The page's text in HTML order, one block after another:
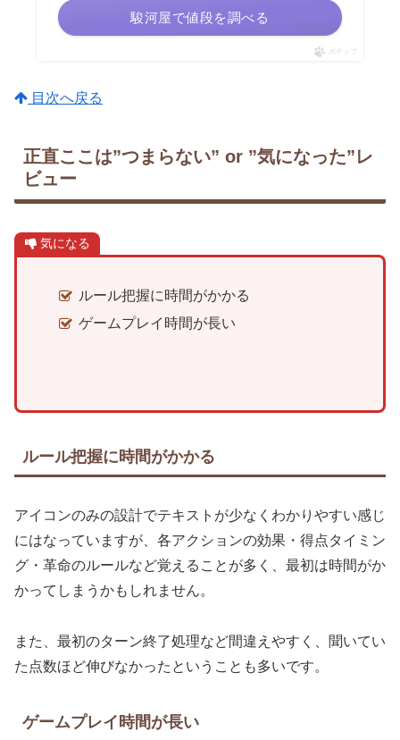
駿河屋で値段を調べる
ポチップ
目次へ戻る
正直ここは”つまらない” or ”気になった”レ
ビュー
気になる
ルール把握に時間がかかる
ゲームプレイ時間が長い
ルール把握に時間がかかる
アイコンのみの設計でテキストが少なくわかりやすい感じ
にはなっていますが、各アクションの効果・得点タイミン
グ・革命のルールなど覚えることが多く、最初は時間がか
かってしまうかもしれません。
また、最初のターン終了処理など間違えやすく、聞いてい
た点数ほど伸びなかったということも多いです。
ゲームプレイ時間が長い